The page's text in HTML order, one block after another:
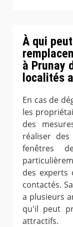
À qui
à Prunay
localités
En cas de
les
des
réaliser
fenêtres
des experts
contactés.
a plusieurs
qu'il peut
attractifs.